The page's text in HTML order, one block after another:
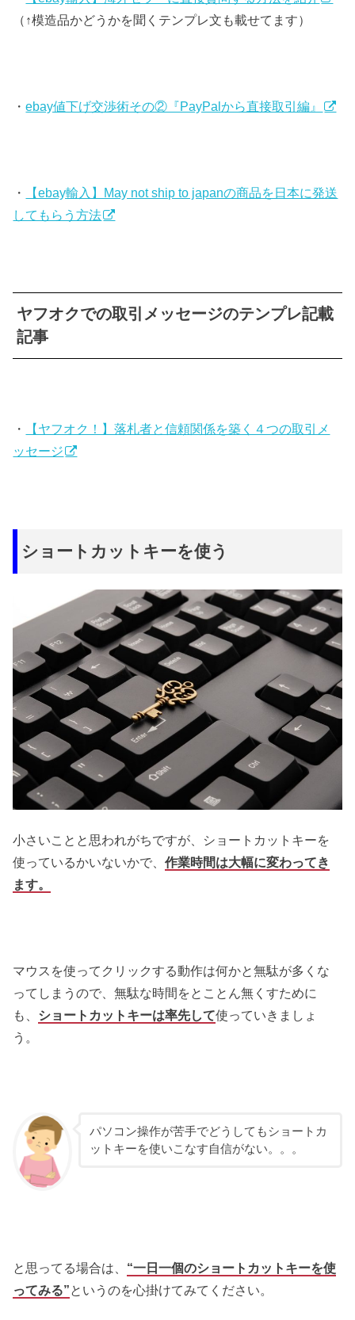
（↑模造品かどうかを聞くテンプレ文も載せてます）
・ebay値下げ交渉術その②『PayPalから直接取引編』
・
【ebay輸入】May not ship to japanの商品を日本に発送
してもらう方法
ヤフオクでの取引メッセージのテンプレ記載
記事
・
【ヤフオク！】落札者と信頼関係を築く４つの取引メ
ッセージ
ショートカットキーを使う
小さいことと思われがちですが、ショートカットキーを
使っているかいないかで、作業時間は大幅に変わってき
ます。
マウスを使ってクリックする動作は何かと無駄が多くな
ってしまうので、無駄な時間をとことん無くすために
も、 ショートカットキーは率先して使っていきましょ
う。
パソコン操作が苦手でどうしてもショートカ
ットキーを使いこなす自信がない。。。
と思ってる場合は、 “一日一個のショートカットキーを使
ってみる”というのを心掛けてみてください。